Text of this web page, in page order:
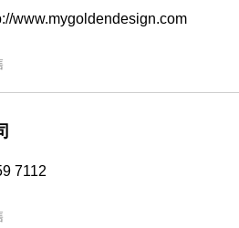
www.mygoldendesign.com
7112